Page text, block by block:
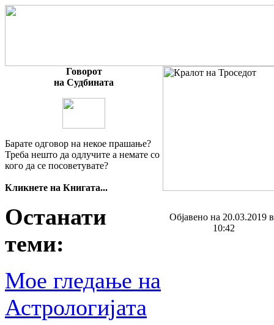
Говорот
на Судбината
Барате одговор на некое прашање?
Треба нешто да одлучите а немате со
кого да се посоветувате?
Кликнете на Книгата...
Останати
теми:
Мое гледање на
Астрологијата
Објавено на 20.03.2019
10:42